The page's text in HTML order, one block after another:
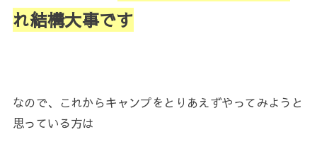
れ結構大事です
なので、これからキャンプをとりあえずやってみようと
思っている方は